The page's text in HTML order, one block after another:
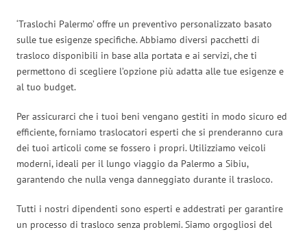
‘Traslochi Palermo’ offre un preventivo personalizzato basato
sulle tue esigenze specifiche. Abbiamo diversi pacchetti di
trasloco disponibili in base alla portata e ai servizi, che ti
permettono di scegliere l’opzione più adatta alle tue esigenze e
al tuo budget.
Per assicurarci che i tuoi beni vengano gestiti in modo sicuro ed
efficiente, forniamo traslocatori esperti che si prenderanno cura
dei tuoi articoli come se fossero i propri. Utilizziamo veicoli
moderni, ideali per il lungo viaggio da Palermo a Sibiu,
garantendo che nulla venga danneggiato durante il trasloco.
Tutti i nostri dipendenti sono esperti e addestrati per garantire
un processo di trasloco senza problemi. Siamo orgogliosi del